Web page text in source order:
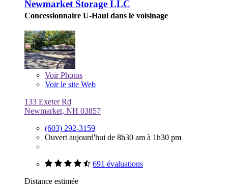
Newmarket Storage LLC
Concessionnaire U-Haul dans le voisinage
VoirPhotos
Voir le site Web
133 Exeter Rd
Newmarket, NH 03857
(603) 292-3159
Ouvert aujourd'hui de 8h30 am à 1h30 pm
691 évaluations
Distance estimée